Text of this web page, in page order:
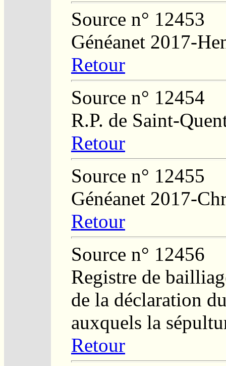
Source n° 12453
Généanet 2017-
Retour
Source n° 12454
R.P. de Saint-
Retour
Source n° 12455
Généanet 2017-
Retour
Source n° 12456
Registre de
de la déclaration
auxquels la
Retour